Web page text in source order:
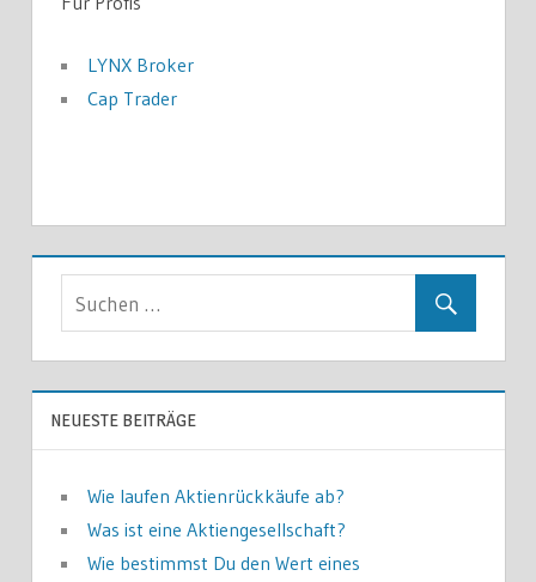
LYNX Broker
Cap Trader
NEUESTE BEITRÄGE
Wie laufen Aktienrückkäufe ab?
Was ist eine Aktiengesellschaft?
Wie bestimmst Du den Wert eines